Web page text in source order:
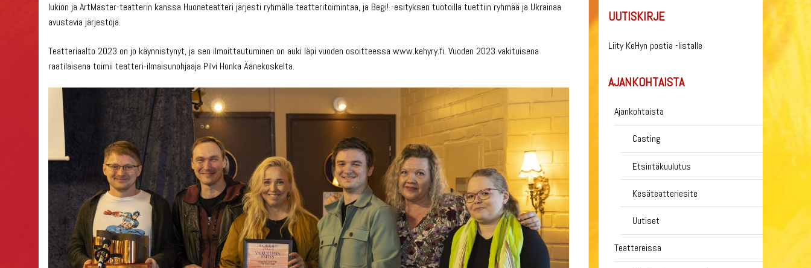
lukion ja ArtMaster-teatterin kanssa Huoneteatteri järjesti ryhmälle teatteritoimintaa, ja Begi! -esityksen tuotoilla tuettiin ryhmää ja Ukrainaa
avustavia järjestöjä.
Teatteriaalto 2023 on jo käynnistynyt, ja sen ilmoittautuminen on auki läpi vuoden osoitteessa www.kehyry.fi. Vuoden 2023 vakituisena
raatilaisena toimii teatteri-ilmaisunohjaaja Pilvi Honka Äänekoskelta.
UUTISKIRJE
Liity KeHyn postia -listalle
AJANKOHTAISTA
Ajankohtaista
Casting
Etsintäkuulutus
Kesäteatteriesite
Uutiset
Teattereissa